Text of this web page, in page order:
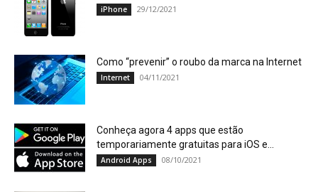
iPhone 29/12/2021
Como “prevenir” o roubo da marca na Internet
Internet 04/11/2021
Conheça agora 4 apps que estão
temporariamente gratuitas para iOS e...
Android Apps 08/10/2021